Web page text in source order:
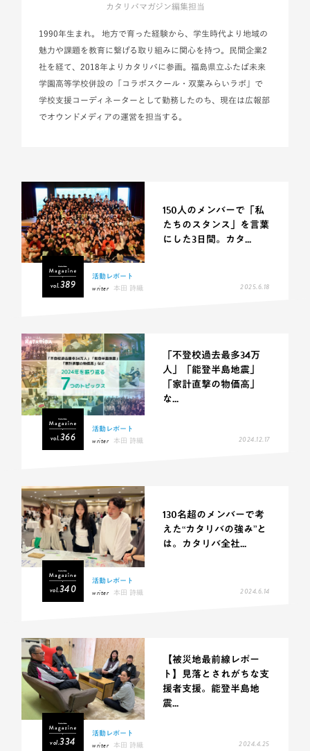
カタリバマガジン編集担当
1990年生まれ。 地方で育った経験から、学生時代より地域の
魅力や課題を教育に繋げる取り組みに関心を持つ。民間企業2
社を経て、2018年よりカタリバに参画。福島県立ふたば未来
学園高等学校併設の「コラボスクール・双葉みらいラボ」で
学校支援コーディネーターとして勤務したのち、現在は広報部
でオウンドメディアの運営を担当する。
vol.389
150人のメンバーで「私
たちのスタンス」を言葉
にした3日間。カタ...
活動レポート
writer
本田 詩織 2025.6.18
vol.366
「不登校過去最多34万
人」「能登半島地震」
「家計直撃の物価高」
な...
活動レポート
writer
本田 詩織 2024.12.17
vol.340
130名超のメンバーで考
えた“カタリバの強み”と
は。カタリバ全社...
活動レポート
writer
本田 詩織 2024.6.14
vol.334
【被災地最前線レポー
ト】見落とされがちな支
援者支援。能登半島地
震...
活動レポート
writer
本田 詩織 2024.4.25